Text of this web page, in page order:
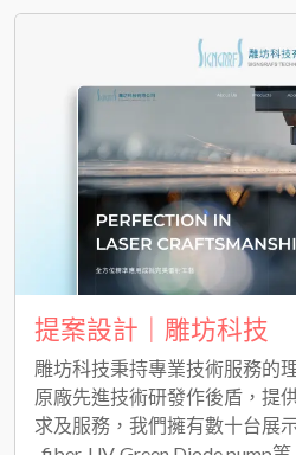
提案設計｜雕坊科技
雕坊科技秉持專業技術服務的
原廠先進技術研發作後盾，提
求及服務，我們擁有數十台展